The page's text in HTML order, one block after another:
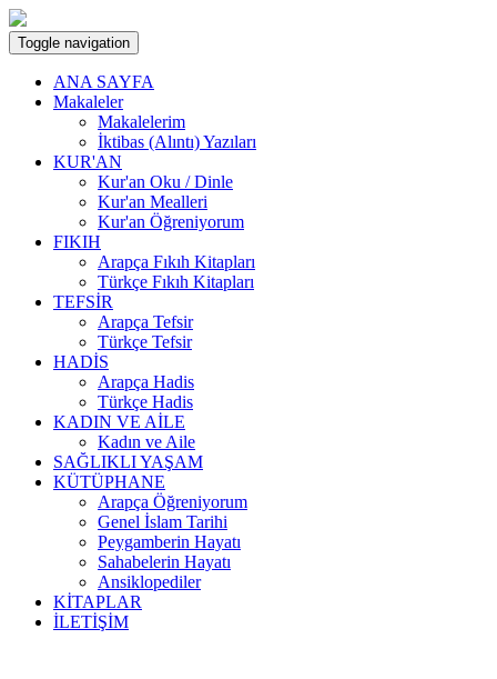
Toggle navigation
ANA SAYFA
Makaleler
Makalelerim
İktibas (Alıntı) Yazıları
KUR'AN
Kur'an Oku / Dinle
Kur'an Mealleri
Kur'an Öğreniyorum
FIKIH
Arapça Fıkıh Kitapları
Türkçe Fıkıh Kitapları
TEFSİR
Arapça Tefsir
Türkçe Tefsir
HADİS
Arapça Hadis
Türkçe Hadis
KADIN VE AİLE
Kadın ve Aile
SAĞLIKLI YAŞAM
KÜTÜPHANE
Arapça Öğreniyorum
Genel İslam Tarihi
Peygamberin Hayatı
Sahabelerin Hayatı
Ansiklopediler
KİTAPLAR
İLETİŞİM